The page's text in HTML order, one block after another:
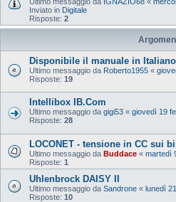
Inviato in Digitale
Risposte: 2
Disponibile il manuale in
Ultimo messaggio da Roberto1955 «
Risposte: 19
Intellibox IB.Com
Ultimo messaggio da gigi53 « giovedì 19
Risposte: 28
LOCONET - tensione in CC sui
Ultimo messaggio da Buddace « martedì
Risposte: 1
Uhlenbrock DAISY II
Ultimo messaggio da Sandrone « lunedì
Risposte: 10